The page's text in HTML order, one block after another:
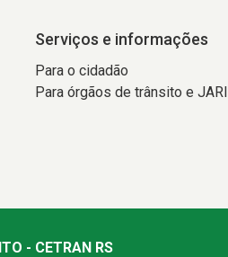
Serviços e informações
Para o cidadão
Para órgãos de trânsito e JARI
- CETRAN RS